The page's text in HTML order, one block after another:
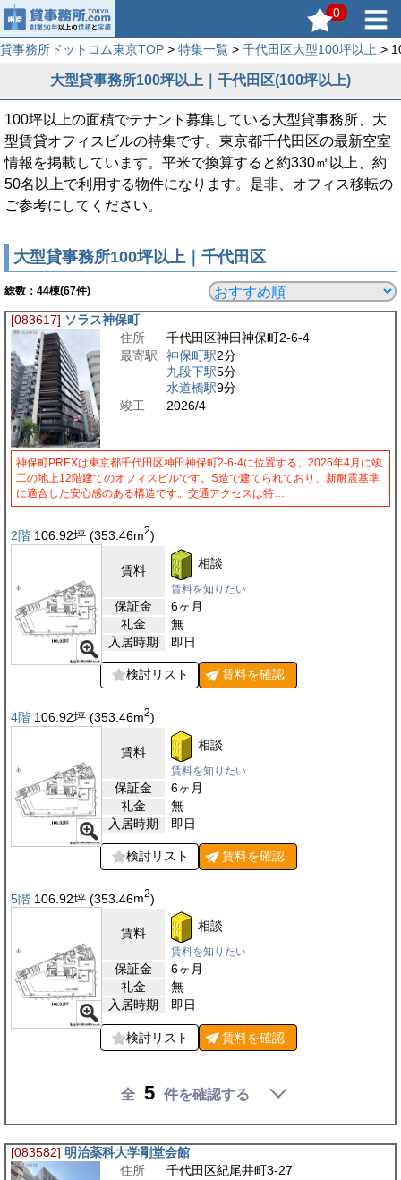
0
貸事務所ドットコム東京TOP > 特集一覧 > 千代田区大型100坪以上 >
大型貸事務所100坪以上｜千代田区(100坪以上)
100坪以上の面積でテナント募集している大型貸事務所、大
型賃貸オフィスビルの特集です。東京都千代田区の最新空室
情報を掲載しています。平米で換算すると約330㎡以上、約
50名以上で利用する物件になります。是非、オフィス移転の
ご参考にしてください。
大型貸事務所100坪以上｜千代田区
総数： 44棟(67件)
[083617] ソラス神保町
住所
千代田区神田神保町2-6-4
最寄駅
神保町駅2分
九段下駅5分
水道橋駅9分
竣工
2026/4
神保町PREXは東京都千代田区神田神保町2-6-4に位置する、2026年4月に竣
工の地上12階建てのオフィスビルです。S造で建てられており、新耐震基準
に適合した安心感のある構造です。交通アクセスは特…
2階 106.92坪 (353.46m2)
賃料 相談
賃料を知りたい
保証金
6ヶ月
礼金
無
入居時期
即日
検討リスト 賃料を確認
4階 106.92坪 (353.46m2)
賃料 相談
賃料を知りたい
保証金
6ヶ月
礼金
無
入居時期
即日
検討リスト 賃料を確認
5階 106.92坪 (353.46m2)
賃料 相談
賃料を知りたい
保証金
6ヶ月
礼金
無
入居時期
即日
検討リスト 賃料を確認
全 5 件を確認する
[083582] 明治薬科大学剛堂会館
住所
千代田区紀尾井町3-27